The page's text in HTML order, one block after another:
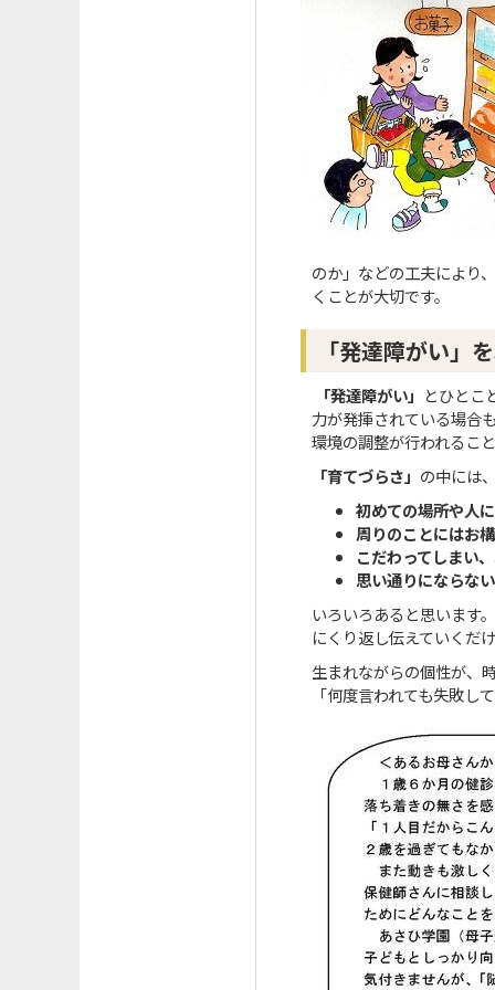
のか」などの工夫により
くことが大切です。
「発達障がい」
「発達障がい」 とひとこ
力が発揮されている場合
環境の調整が行われるこ
「育てづらさ」 の中には
初めての場所や人
周りのことにはお
こだわってしまい
思い通りにならな
いろいろあると思います
にくり返し伝えていくだ
生まれながらの個性が、
「何度言われても失敗